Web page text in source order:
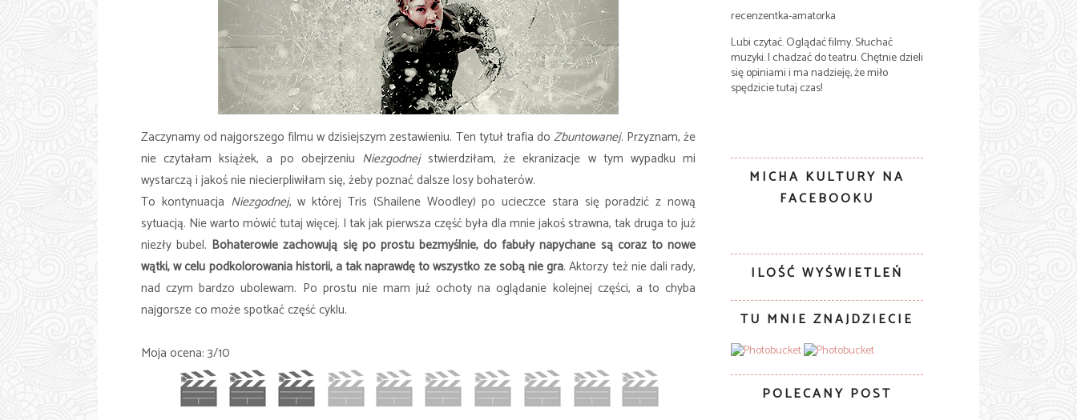
Zaczynamy od najgorszego filmu w dzisiejszym zestawieniu. Ten tytuł trafia do Zbuntowanej. Przyznam, że
nie czytałam książek, a po obejrzeniu Niezgodnej stwierdziłam, że ekranizacje w tym wypadku mi
wystarczą i jakoś nie niecierpliwiłam się, żeby poznać dalsze losy bohaterów.
To kontynuacja Niezgodnej, w której Tris (Shailene Woodley) po ucieczce stara się poradzić z nową
sytuacją. Nie warto mówić tutaj więcej. I tak jak pierwsza część była dla mnie jakoś strawna, tak druga to już
niezły bubel. Bohaterowie zachowują się po prostu bezmyślnie, do fabuły napychane są coraz to nowe
wątki, w celu podkolorowania historii, a tak naprawdę to wszystko ze sobą nie gra. Aktorzy też nie dali rady,
nad czym bardzo ubolewam. Po prostu nie mam już ochoty na oglądanie kolejnej części, a to chyba
najgorsze co może spotkać część cyklu.
Moja ocena: 3/10
recenzentka-amatorka
Lubi czytać. Oglądać filmy. Słuchać
muzyki. I chadzać do teatru. Chętnie dzieli
się opiniami i ma nadzieję, że miło
spędzicie tutaj czas!
MICHA KULTURY NA
FACEBOOKU
ILOŚĆ WYŚWIETLEŃ
TU MNIE ZNAJDZIECIE
POLECANY POST